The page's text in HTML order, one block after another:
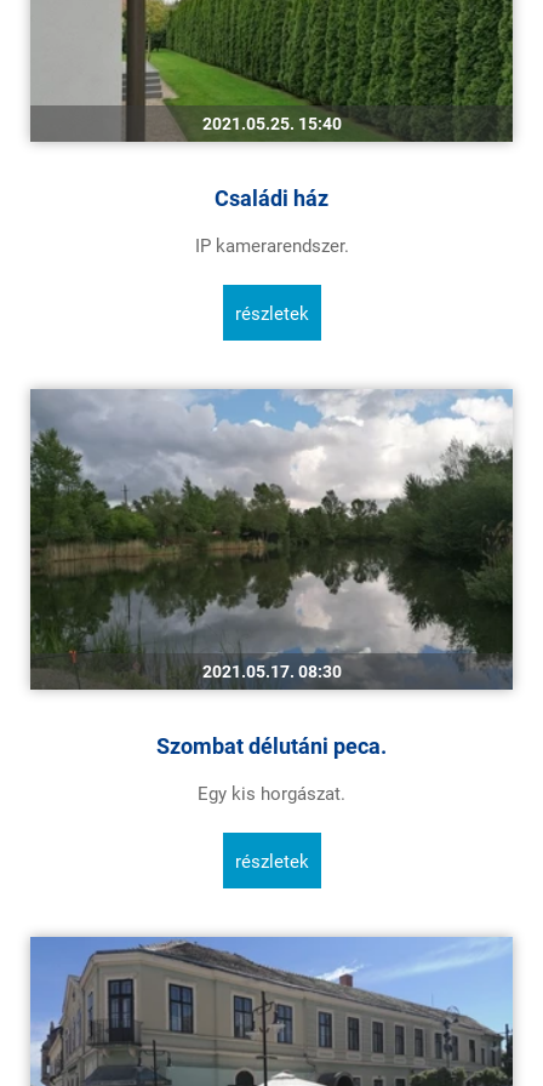
2021.05.25. 15:40
Családi ház
IP kamerarendszer.
részletek
2021.05.17. 08:30
Szombat délutáni peca.
Egy kis horgászat.
részletek